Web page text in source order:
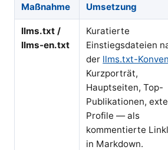
Maßnahme Umsetzung
llms.txt /
llms-en.txt
Kuratierte
Einstiegsdateien
der llms.txt-
Kurzporträt,
Hauptseiten, Top-
Publikationen,
Profile — als
kommentierte
in Markdown.